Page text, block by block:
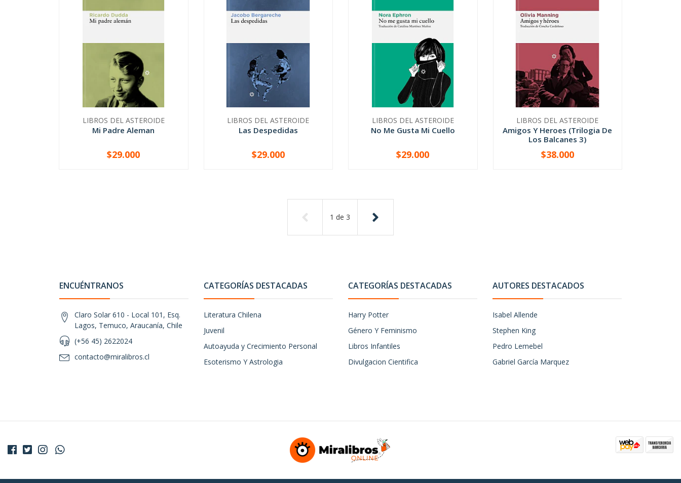
LIBROS DEL ASTEROIDE
Mi Padre Aleman
+
$29.000
LIBROS DEL ASTEROIDE
Las Despedidas
+
$29.000
LIBROS DEL ASTEROIDE
No Me Gusta Mi Cuello
+
$29.000
LIBROS DEL ASTEROIDE
Amigos Y Heroes (Trilogia De
Los Balcanes 3)
+
$38.000
1 de 3
ENCUÉNTRANOS
Claro Solar 610 - Local 101, Esq.
Lagos, Temuco, Araucanía, Chile
(+56 45) 2622024
contacto@miralibros.cl
CATEGORÍAS DESTACADAS
Literatura Chilena
Juvenil
Autoayuda y Crecimiento Personal
Esoterismo Y Astrologia
CATEGORÍAS DESTACADAS
Harry Potter
Género Y Feminismo
Libros Infantiles
Divulgacion Cientifica
AUTORES DESTACADOS
Isabel Allende
Stephen King
Pedro Lemebel
Gabriel García Marquez